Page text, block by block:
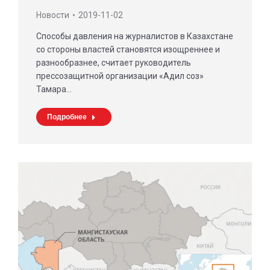
Новости 2019-11-02
Способы давления на журналистов в Казахстане
со стороны властей становятся изощреннее и
разнообразнее, считает руководитель
прессозащитной организации «Адил соз»
Тамара…
Подробнее